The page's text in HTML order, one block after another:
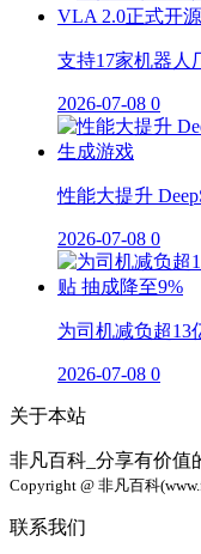
支持17家机器人
2026-07-08 0
性能大提升
2026-07-08 0
为司机减负超13
2026-07-08 0
关于本站
非凡百科_分享有价值
Copyright @ 非凡百科
联系我们